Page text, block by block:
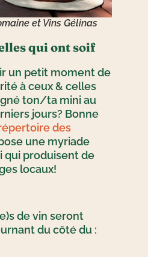
et Vins Gélinas
qui ont soif
un petit moment de
à ceux & celles
ton/ta mini au
jours? Bonne
des
une myriade
qui produisent de
locaux!
de vin seront
du côté du :